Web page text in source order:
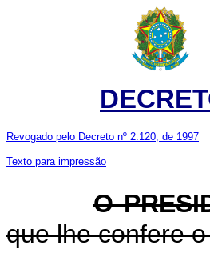
Revogado pelo Decreto nº 2.120, de 1997
Texto para impressão
O
que lhe confere